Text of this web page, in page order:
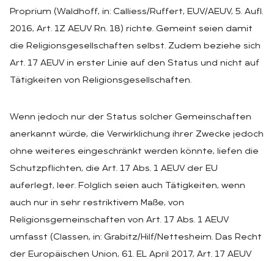
Proprium (Waldhoff, in: Calliess/Ruffert, EUV/AEUV, 5. Aufl.
2016, Art. 1Z AEUV Rn. 18) richte. Gemeint seien damit
die Religionsgesellschaften selbst. Zudem beziehe sich
Art. 17 AEUV in erster Linie auf den Status und nicht auf
Tätigkeiten von Religionsgesellschaften.
Wenn jedoch nur der Status solcher Gemeinschaften
anerkannt würde, die Verwirklichung ihrer Zwecke jedoch
ohne weiteres eingeschränkt werden könnte, liefen die
Schutzpflichten, die Art. 17 Abs. 1 AEUV der EU
auferlegt, leer. Folglich seien auch Tätigkeiten, wenn
auch nur in sehr restriktivem Maße, von
Religionsgemeinschaften von Art. 17 Abs. 1 AEUV
umfasst (Classen, in: Grabitz/Hilf/Nettesheim. Das Recht
der Europäischen Union, 61. EL April 2017, Art. 17 AEUV